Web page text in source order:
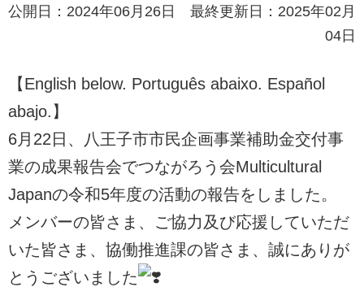
公開日：2024年06月26日 最終更新日：2025年02月
04日
【English below. Português abaixo. Español
abajo.】
6月22日、八王子市市民企画事業補助金交付事
業の成果報告会でつながろう会Multicultural
Japanの令和5年度の活動の報告をしました。
メンバーの皆さま、ご協力及び応援していただ
いた皆さま、協働推進課の皆さま、誠にありが
とうございました